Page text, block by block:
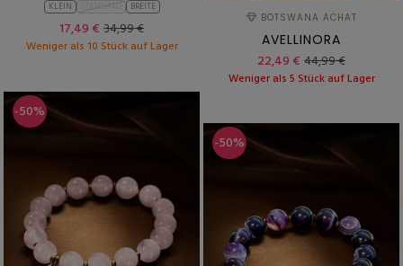
KLEIN BREITE
17,49 € 34,99 €
Weniger als 10 Stück auf Lager
BOTSWANA ACHAT
AVELLINORA
22,49 € 44,99 €
Weniger als 5 Stück auf Lager
-50%
-50%